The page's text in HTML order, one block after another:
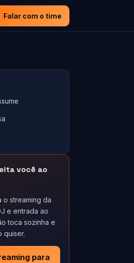
Falar com o time
você ao
o streaming da
e entrada ao
toca sozinha e
quiser.
para